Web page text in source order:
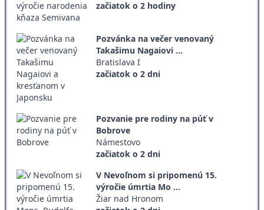
začiatok o 2 hodiny
Pozvánka na večer venovaný
Takašimu Nagaiovi ...
Bratislava I
začiatok o 2 dni
Pozvanie pre rodiny na púť v
Bobrove
Námestovo
začiatok o 2 dni
V Nevoľnom si pripomenú 15.
výročie úmrtia Mo ...
Žiar nad Hronom